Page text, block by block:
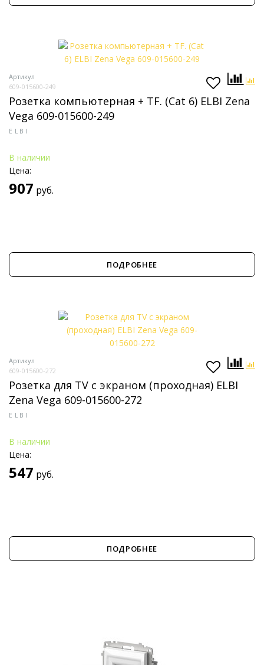
Артикул
609-015600-249
Розетка компьютерная + TF. (Cat 6) ELBI Zena
Vega 609-015600-249
ELBI
В наличии
Цена:
907 руб.
ПОДРОБНЕЕ
Артикул
609-015600-272
Розетка для TV с экраном (проходная) ELBI
Zena Vega 609-015600-272
ELBI
В наличии
Цена:
547 руб.
ПОДРОБНЕЕ